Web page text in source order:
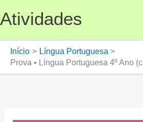
para
conteúdo
Atividades
Início
Língua Portuguesa
Prova • Língua Portuguesa 4º Ano